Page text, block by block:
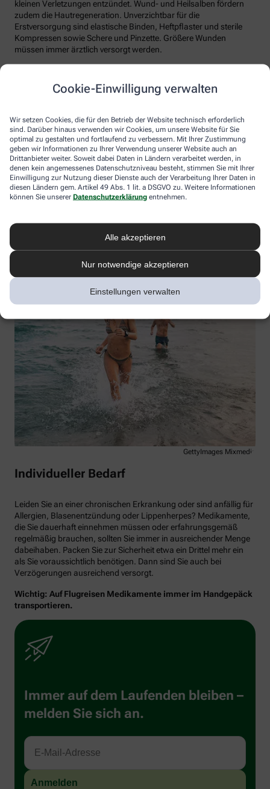
Cookie-Einwilligung verwalten
Wir setzen Cookies, die für den Betrieb der Website technisch erforderlich
sind. Darüber hinaus verwenden wir Cookies, um unsere Website für Sie
optimal zu gestalten und fortlaufend zu verbessern. Mit Ihrer Zustimmung
geben wir Informationen zu Ihrer Verwendung unserer Website auch an
Drittanbieter weiter. Soweit dabei Daten in Ländern verarbeitet werden, in
denen kein angemessenes Datenschutzniveau besteht, stimmen Sie mit Ihrer
Einwilligung zur Nutzung dieser Dienste auch der Verarbeitung Ihrer Daten in
diesen Ländern gem. Artikel 49 Abs. 1 lit. a DSGVO zu. Weitere Informationen
können Sie unserer Datenschutzerklärung entnehmen.
Alle akzeptieren
Nur notwendige akzeptieren
Einstellungen verwalten
kleinen Verletzungen entzündet. Wund- und Heilsalben fördern
zudem die Hautregeneration. Unverzichtbar für die
Erstversorgung sind elastische Binden, Heftpflaster und sterile
Kompressen sowie Schere und Pinzette. Größere Wunden
müssen immer ärztlich versorgt werden.
Gegen Erkältungen
Badespaß – auch im Urlaub ist man nicht vor Erkältungen sicher.
Halsschmerztabletten und Mittel gegen Reizhusten gehören
deshalb ebenso in die Reiseapotheke wie ein abschwellendes
Nasenspray. Letzteres erleichtert zudem bei Flugreisen den
Druckausgleich.
Sonne, Salzwasser und trockene oder klimatisierte Luft reizen
Augentropfen mit Euphrasia, bei trockenen Augen Präparate mit
GettyImages Mixmedia
Individueller Bedarf
Leiden Sie an einer chronischen Erkrankung oder sind anfällig für
Allergien, Blasenentzündung oder Lippenherpes? Medikamente,
die Sie dauerhaft einnehmen müssen oder erfahrungsgemäß
regelmäßig brauchen, sollten Sie immer in ausreichender Menge
dabeihaben. Packen Sie zur Sicherheit etwa ein Drittel mehr ein
als Sie voraussichtlich benötigen. Dann sind Sie auch bei
Verzögerungen ausreichend versorgt.
Wichtig: Auf Flugreisen Medikamente immer im Handgepäck
transportieren.
Immer auf dem Laufenden bleiben –
melden Sie sich an.